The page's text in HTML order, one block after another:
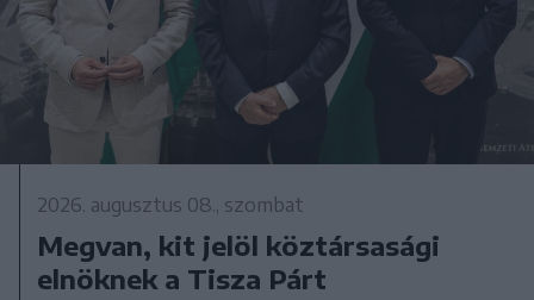
2026. augusztus 08., szombat
Megvan, kit jelöl köztársasági
elnöknek a Tisza Párt